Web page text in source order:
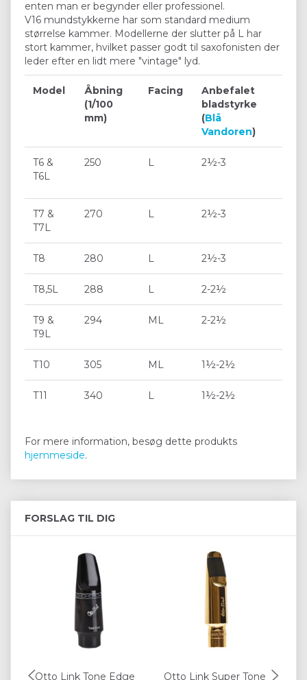
enten man er begynder eller professionel.
V16 mundstykkerne har som standard medium
størrelse kammer. Modellerne der slutter på L har
stort kammer, hvilket passer godt til saxofonisten der
leder efter en lidt mere "vintage" lyd.
Model
Åbning
(1/100
mm)
Facing
Anbefalet
bladstyrke
(Blå
Vandoren)
T6 &
T6L
250 L 2½-3
T7 &
T7L
270 L 2½-3
T8 280 L 2½-3
T8,5L 288 L 2-2½
T9 &
T9L
294 ML 2-2½
T10 305 ML 1½-2½
T11 340 L 1½-2½
For mere information, besøg dette produkts
hjemmeside.
FORSLAG TIL DIG
Otto Link Tone Edge Otto Link Super Tone